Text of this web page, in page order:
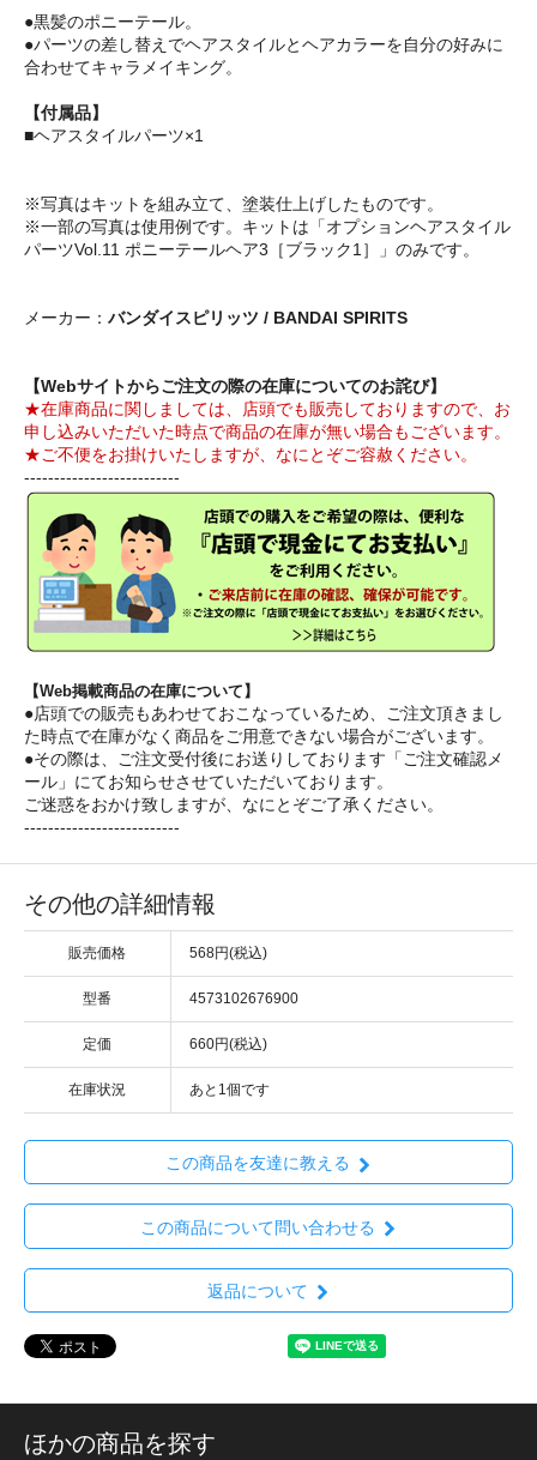
●黒髪のポニーテール。
●パーツの差し替えでヘアスタイルとヘアカラーを自分の好みに
合わせてキャラメイキング。
【付属品】
■ヘアスタイルパーツ×1
※写真はキットを組み立て、塗装仕上げしたものです。
※一部の写真は使用例です。キットは「オプションヘアスタイル
パーツVol.11 ポニーテールヘア3［ブラック1］」のみです。
メーカー： バンダイスピリッツ / BANDAI SPIRITS
【Webサイトからご注文の際の在庫についてのお詫び】
★在庫商品に関しましては、店頭でも販売しておりますので、お
申し込みいただいた時点で商品の在庫が無い場合もございます。
★ご不便をお掛けいたしますが、なにとぞご容赦ください。
--------------------------
【Web掲載商品の在庫について】
●店頭での販売もあわせておこなっているため、ご注文頂きまし
た時点で在庫がなく商品をご用意できない場合がございます。
●その際は、ご注文受付後にお送りしております「ご注文確認メ
ール」にてお知らせさせていただいております。
ご迷惑をおかけ致しますが、なにとぞご了承ください。
--------------------------
その他の詳細情報
販売価格 568円(税込)
型番 4573102676900
定価 660円(税込)
在庫状況 あと1個です
この商品を友達に教える
この商品について問い合わせる
返品について
ほかの商品を探す